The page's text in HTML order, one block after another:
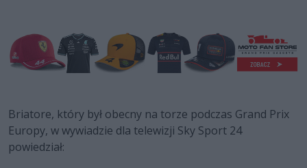
Briatore, który był obecny na torze podczas Grand Prix
Europy, w wywiadzie dla telewizji Sky Sport 24
powiedział: